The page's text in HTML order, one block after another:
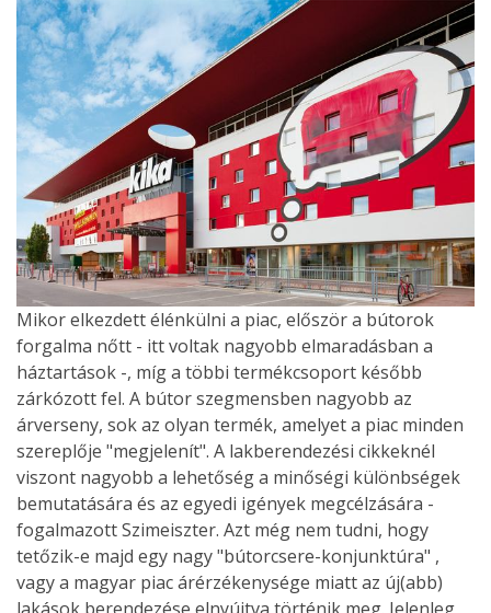
Mikor elkezdett élénkülni a piac, először a bútorok
forgalma nőtt - itt voltak nagyobb elmaradásban a
háztartások -, míg a többi termékcsoport később
zárkózott fel. A bútor szegmensben nagyobb az
árverseny, sok az olyan termék, amelyet a piac minden
szereplője "megjelenít". A lakberendezési cikkeknél
viszont nagyobb a lehetőség a minőségi különbségek
bemutatására és az egyedi igények megcélzására -
fogalmazott Szimeiszter. Azt még nem tudni, hogy
tetőzik-e majd egy nagy "bútorcsere-konjunktúra" ,
vagy a magyar piac árérzékenysége miatt az új(abb)